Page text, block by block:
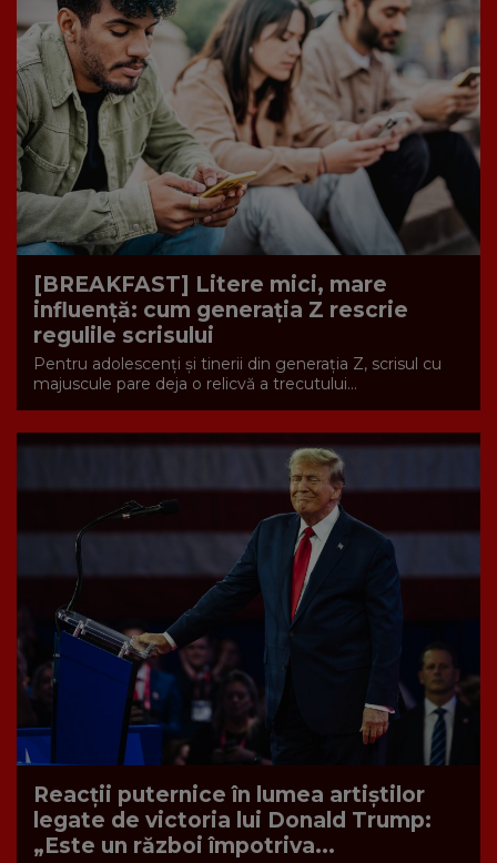
[BREAKFAST] Litere mici, mare
influență: cum generația Z rescrie
regulile scrisului
Pentru adolescenți și tinerii din generația Z, scrisul cu
majuscule pare deja o relicvă a trecutului...
Reacții puternice în lumea artiștilor
legate de victoria lui Donald Trump:
„Este un război împotriva...